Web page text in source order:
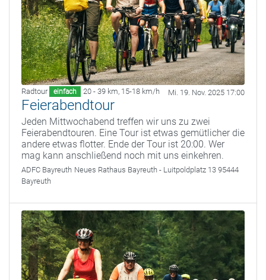
Radtour einfach 20 - 39 km, 15-18 km/h Mi. 19. Nov. 2025 17:00
Feierabendtour
Jeden Mittwochabend treffen wir uns zu zwei
Feierabendtouren. Eine Tour ist etwas gemütlicher die
andere etwas flotter. Ende der Tour ist 20:00. Wer
mag kann anschließend noch mit uns einkehren.
ADFC Bayreuth Neues Rathaus Bayreuth - Luitpoldplatz 13 95444
Bayreuth